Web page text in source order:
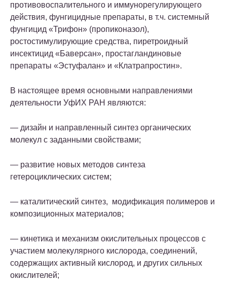
противовоспалительного и иммунорегулирующего
действия, фунгицидные препараты, в т.ч. системный
фунгицид «Трифон» (пропиконазол),
ростостимулирующие средства, пиретроидный
инсектицид «Баверсан», простагландиновые
препараты «Эстуфалан» и «Клатрапростин».
В настоящее время основными направлениями
деятельности УфИХ РАН являются:
— дизайн и направленный синтез органических
молекул с заданными свойствами;
— развитие новых методов синтеза
гетероциклических систем;
— каталитический синтез, модификация полимеров и
композиционных материалов;
— кинетика и механизм окислительных процессов с
участием молекулярного кислорода, соединений,
содержащих активный кислород, и других сильных
окислителей;